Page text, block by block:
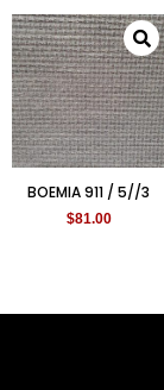
BOEMIA 911 / 5//3
$81.00